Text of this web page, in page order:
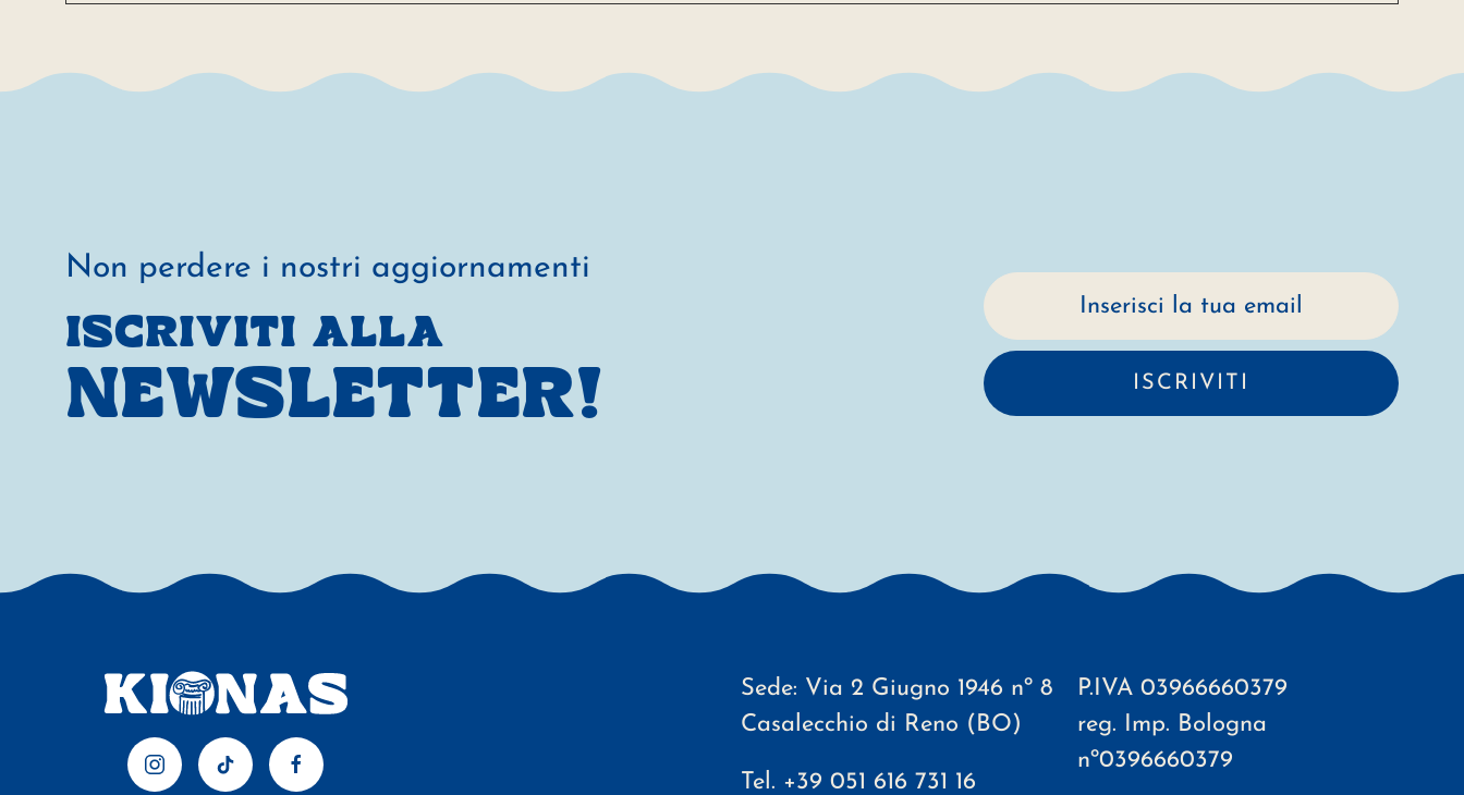
Non perdere i nostri aggiornamenti
ISCRIVITI ALLA
NEWSLETTER!
Indirizzo email
ISCRIVITI
Sede: Via 2 Giugno 1946 nº 8
Casalecchio di Reno (BO)
Tel. +39 051 616 731 16
P.IVA 03966660379
reg. Imp. Bologna
nº0396660379